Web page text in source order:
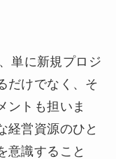
単に新規プロジ
だけでなく、そ
ントも担いま
経営資源のひと
意識すること